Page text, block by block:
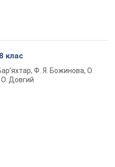
клас
Ф. Я. Божинова, О.
О. Довгий